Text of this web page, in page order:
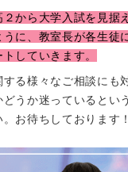
から大学入試を見据
に、教室長が各生徒
していきます。
する様々なご相談にも
うか迷っているとい
お待ちしております！